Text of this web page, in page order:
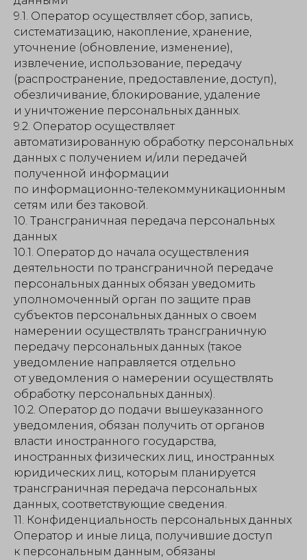
9.1. Оператор осуществляет сбор, запись,
систематизацию, накопление, хранение,
уточнение (обновление, изменение),
извлечение, использование, передачу
(распространение, предоставление, доступ),
обезличивание, блокирование, удаление
и уничтожение персональных данных.
9.2. Оператор осуществляет
автоматизированную обработку персональных
данных с получением и/или передачей
полученной информации
по информационно-телекоммуникационным
сетям или без таковой.
10. Трансграничная передача персональных
данных
10.1. Оператор до начала осуществления
деятельности по трансграничной передаче
персональных данных обязан уведомить
уполномоченный орган по защите прав
субъектов персональных данных о своем
намерении осуществлять трансграничную
передачу персональных данных (такое
уведомление направляется отдельно
от уведомления о намерении осуществлять
обработку персональных данных).
10.2. Оператор до подачи вышеуказанного
уведомления, обязан получить от органов
власти иностранного государства,
иностранных физических лиц, иностранных
юридических лиц, которым планируется
трансграничная передача персональных
данных, соответствующие сведения.
11. Конфиденциальность персональных данных
Оператор и иные лица, получившие доступ
к персональным данным, обязаны